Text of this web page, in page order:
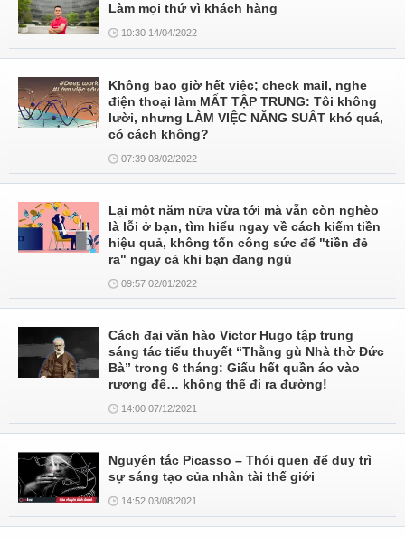
Làm mọi thứ vì khách hàng
10:30 14/04/2022
Không bao giờ hết việc; check mail, nghe
điện thoại làm MẤT TẬP TRUNG: Tôi không
lười, nhưng LÀM VIỆC NĂNG SUẤT khó quá,
có cách không?
07:39 08/02/2022
Lại một năm nữa vừa tới mà vẫn còn nghèo
là lỗi ở bạn, tìm hiểu ngay về cách kiếm tiền
hiệu quả, không tốn công sức để "tiền đẻ
ra" ngay cả khi bạn đang ngủ
09:57 02/01/2022
Cách đại văn hào Victor Hugo tập trung
sáng tác tiểu thuyết “Thằng gù Nhà thờ Đức
Bà” trong 6 tháng: Giấu hết quần áo vào
rương để… không thể đi ra đường!
14:00 07/12/2021
Nguyên tắc Picasso – Thói quen để duy trì
sự sáng tạo của nhân tài thế giới
14:52 03/08/2021